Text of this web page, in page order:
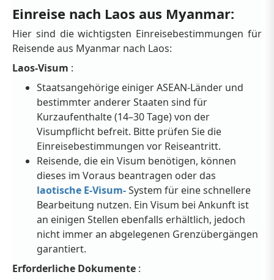
Einreise nach Laos aus Myanmar:
Hier sind die wichtigsten Einreisebestimmungen für
Reisende aus Myanmar nach Laos:
Laos-Visum :
Staatsangehörige einiger ASEAN-Länder und
bestimmter anderer Staaten sind für
Kurzaufenthalte (14–30 Tage) von der
Visumpflicht befreit. Bitte prüfen Sie die
Einreisebestimmungen vor Reiseantritt.
Reisende, die ein Visum benötigen, können
dieses im Voraus beantragen oder das
laotische E-Visum-System für eine schnellere
Bearbeitung nutzen. Ein Visum bei Ankunft ist
an einigen Stellen ebenfalls erhältlich, jedoch
nicht immer an abgelegenen Grenzübergängen
garantiert.
Erforderliche Dokumente :